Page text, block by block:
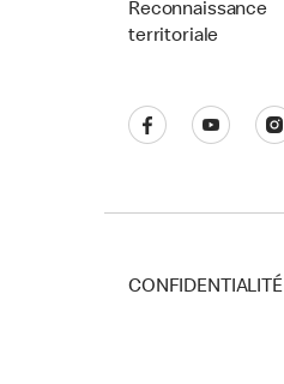
Reconnaissance
territoriale
CONFIDENTIALITÉ